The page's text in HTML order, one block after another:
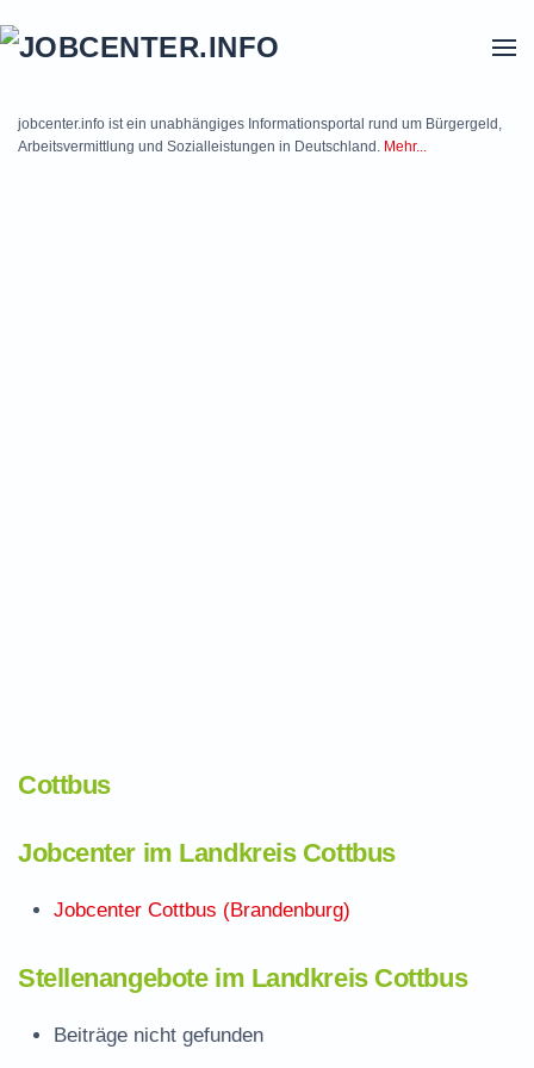
jobcenter.info ist ein unabhängiges Informationsportal rund um Bürgergeld,
Arbeitsvermittlung und Sozialleistungen in Deutschland. Mehr...
Cottbus
Jobcenter im Landkreis Cottbus
Jobcenter Cottbus (Brandenburg)
Stellenangebote im Landkreis Cottbus
Beiträge nicht gefunden